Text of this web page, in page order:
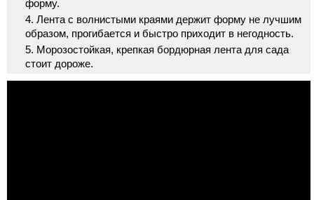
форму.
Лента с волнистыми краями держит форму не лучшим
образом, прогибается и быстро приходит в негодность.
Морозостойкая, крепкая бордюрная лента для сада
стоит дороже.